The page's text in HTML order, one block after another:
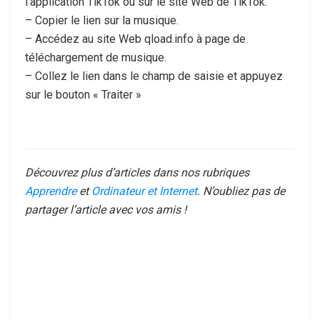
– Copier le lien sur la musique.
– Accédez au site Web qload.info à page de
téléchargement de musique.
– Collez le lien dans le champ de saisie et appuyez
sur le bouton « Traiter »
Découvrez plus d’articles dans nos rubriques
Apprendreet Ordinateur et Internet. N’oubliez pas de
partager l’article avec vos amis !